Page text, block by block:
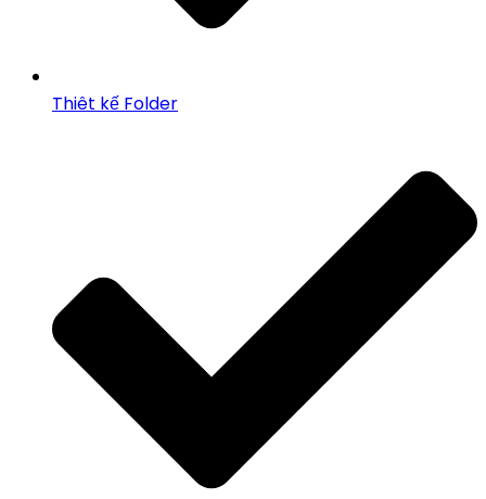
Thiêt kế Folder